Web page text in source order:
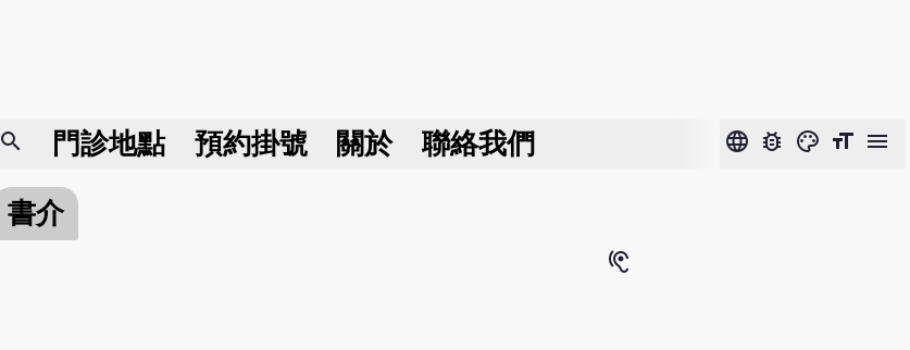
search 門診地點 預約掛號 關於 聯絡我們 language bug_report color_lens format_size menu
書介
hearing